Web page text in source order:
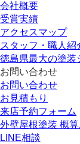
会社概要
受賞実績
アクセスマップ
スタッフ・職人紹
徳島県最大の塗装
お問い合わせ
お問い合わせ
お見積もり
来店予約フォーム
外壁屋根塗装 概
LINE相談